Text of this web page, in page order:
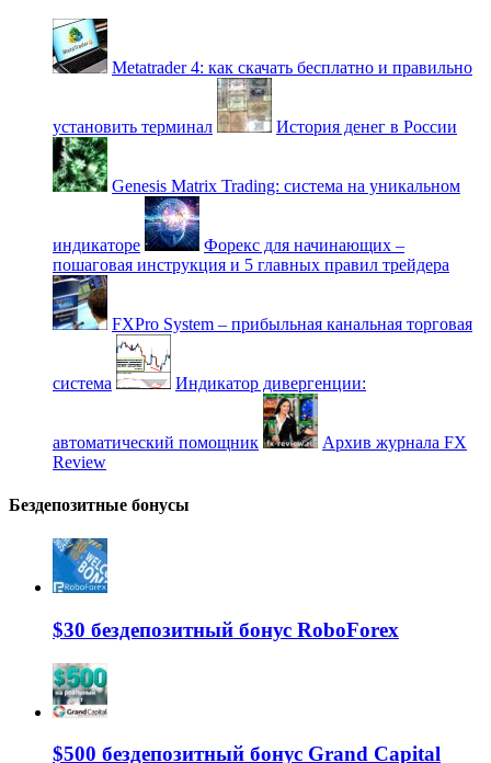
Metatrader 4: как скачать бесплатно и правильно
установить терминал История денег в России
Genesis Matrix Trading: система на уникальном
индикаторе
Форекс для начинающих –
пошаговая инструкция и 5 главных правил трейдера
FXPro System – прибыльная канальная торговая
система Индикатор дивергенции:
автоматический помощник
Архив журнала FX
Review
Бездепозитные бонусы
$30 бездепозитный бонус RoboForex
$500 бездепозитный бонус Grand Capital